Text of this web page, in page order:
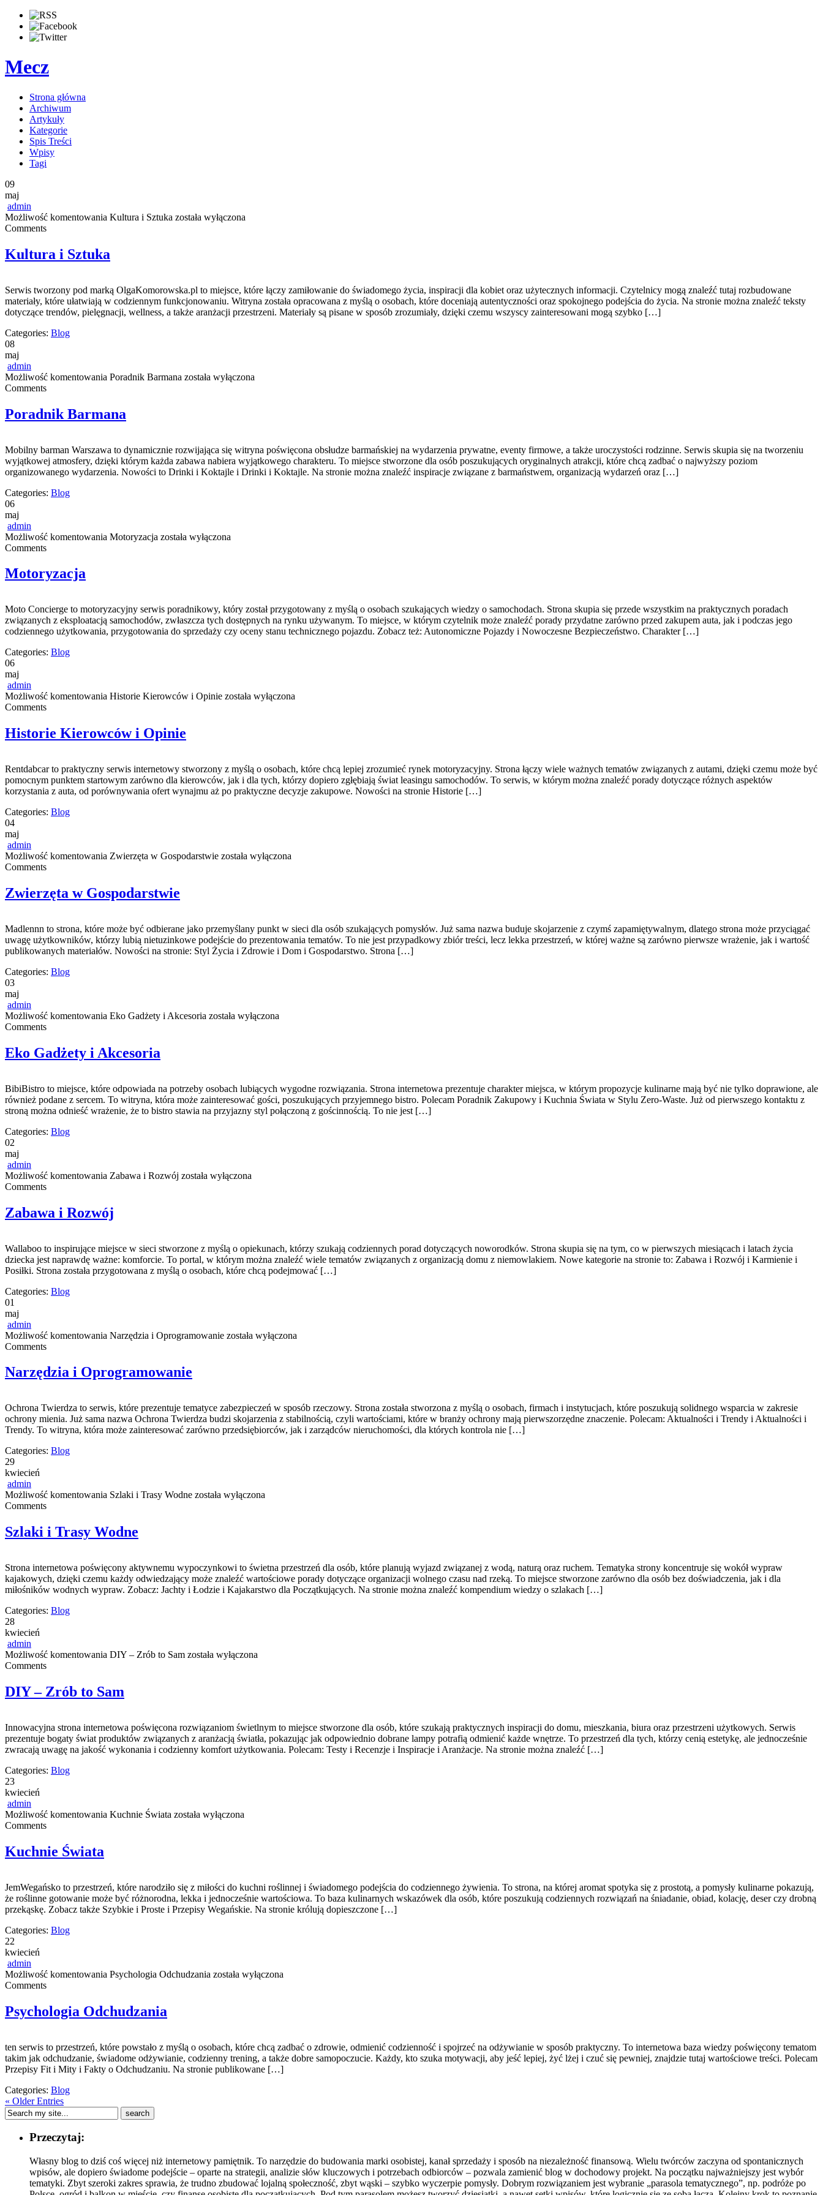
Mecz
Strona główna
Archiwum
Artykuły
Kategorie
Spis Treści
Wpisy
Tagi
09
maj
admin
Możliwość komentowania Kultura i Sztuka została wyłączona
Comments
Kultura i Sztuka
Serwis tworzony pod marką OlgaKomorowska.pl to miejsce, które łączy zamiłowanie do świadomego życia, inspiracji dla kobiet oraz użytecznych informacji. Czytelnicy mogą znaleźć tutaj rozbudowane
materiały, które ułatwiają w codziennym funkcjonowaniu. Witryna została opracowana z myślą o osobach, które doceniają autentyczności oraz spokojnego podejścia do życia. Na stronie można znaleźć teksty
dotyczące trendów, pielęgnacji, wellness, a także aranżacji przestrzeni. Materiały są pisane w sposób zrozumiały, dzięki czemu wszyscy zainteresowani mogą szybko […]
Categories: Blog
08
maj
admin
Możliwość komentowania Poradnik Barmana została wyłączona
Comments
Poradnik Barmana
Mobilny barman Warszawa to dynamicznie rozwijająca się witryna poświęcona obsłudze barmańskiej na wydarzenia prywatne, eventy firmowe, a także uroczystości rodzinne. Serwis skupia się na tworzeniu
wyjątkowej atmosfery, dzięki którym każda zabawa nabiera wyjątkowego charakteru. To miejsce stworzone dla osób poszukujących oryginalnych atrakcji, które chcą zadbać o najwyższy poziom
organizowanego wydarzenia. Nowości to Drinki i Koktajle i Drinki i Koktajle. Na stronie można znaleźć inspiracje związane z barmaństwem, organizacją wydarzeń oraz […]
Categories: Blog
06
maj
admin
Możliwość komentowania Motoryzacja została wyłączona
Comments
Motoryzacja
Moto Concierge to motoryzacyjny serwis poradnikowy, który został przygotowany z myślą o osobach szukających wiedzy o samochodach. Strona skupia się przede wszystkim na praktycznych poradach
związanych z eksploatacją samochodów, zwłaszcza tych dostępnych na rynku używanym. To miejsce, w którym czytelnik może znaleźć porady przydatne zarówno przed zakupem auta, jak i podczas jego
codziennego użytkowania, przygotowania do sprzedaży czy oceny stanu technicznego pojazdu. Zobacz też: Autonomiczne Pojazdy i Nowoczesne Bezpieczeństwo. Charakter […]
Categories: Blog
06
maj
admin
Możliwość komentowania Historie Kierowców i Opinie została wyłączona
Comments
Historie Kierowców i Opinie
Rentdabcar to praktyczny serwis internetowy stworzony z myślą o osobach, które chcą lepiej zrozumieć rynek motoryzacyjny. Strona łączy wiele ważnych tematów związanych z autami, dzięki czemu może być
pomocnym punktem startowym zarówno dla kierowców, jak i dla tych, którzy dopiero zgłębiają świat leasingu samochodów. To serwis, w którym można znaleźć porady dotyczące różnych aspektów
korzystania z auta, od porównywania ofert wynajmu aż po praktyczne decyzje zakupowe. Nowości na stronie Historie […]
Categories: Blog
04
maj
admin
Możliwość komentowania Zwierzęta w Gospodarstwie została wyłączona
Comments
Zwierzęta w Gospodarstwie
Madlennn to strona, które może być odbierane jako przemyślany punkt w sieci dla osób szukających pomysłów. Już sama nazwa buduje skojarzenie z czymś zapamiętywalnym, dlatego strona może przyciągać
uwagę użytkowników, którzy lubią nietuzinkowe podejście do prezentowania tematów. To nie jest przypadkowy zbiór treści, lecz lekka przestrzeń, w której ważne są zarówno pierwsze wrażenie, jak i wartość
publikowanych materiałów. Nowości na stronie: Styl Życia i Zdrowie i Dom i Gospodarstwo. Strona […]
Categories: Blog
03
maj
admin
Możliwość komentowania Eko Gadżety i Akcesoria została wyłączona
Comments
Eko Gadżety i Akcesoria
BibiBistro to miejsce, które odpowiada na potrzeby osobach lubiących wygodne rozwiązania. Strona internetowa prezentuje charakter miejsca, w którym propozycje kulinarne mają być nie tylko doprawione, ale
również podane z sercem. To witryna, która może zainteresować gości, poszukujących przyjemnego bistro. Polecam Poradnik Zakupowy i Kuchnia Świata w Stylu Zero-Waste. Już od pierwszego kontaktu z
stroną można odnieść wrażenie, że to bistro stawia na przyjazny styl połączoną z gościnnością. To nie jest […]
Categories: Blog
02
maj
admin
Możliwość komentowania Zabawa i Rozwój została wyłączona
Comments
Zabawa i Rozwój
Wallaboo to inspirujące miejsce w sieci stworzone z myślą o opiekunach, którzy szukają codziennych porad dotyczących noworodków. Strona skupia się na tym, co w pierwszych miesiącach i latach życia
dziecka jest naprawdę ważne: komforcie. To portal, w którym można znaleźć wiele tematów związanych z organizacją domu z niemowlakiem. Nowe kategorie na stronie to: Zabawa i Rozwój i Karmienie i
Posiłki. Strona została przygotowana z myślą o osobach, które chcą podejmować […]
Categories: Blog
01
maj
admin
Możliwość komentowania Narzędzia i Oprogramowanie została wyłączona
Comments
Narzędzia i Oprogramowanie
Ochrona Twierdza to serwis, które prezentuje tematyce zabezpieczeń w sposób rzeczowy. Strona została stworzona z myślą o osobach, firmach i instytucjach, które poszukują solidnego wsparcia w zakresie
ochrony mienia. Już sama nazwa Ochrona Twierdza budzi skojarzenia z stabilnością, czyli wartościami, które w branży ochrony mają pierwszorzędne znaczenie. Polecam: Aktualności i Trendy i Aktualności i
Trendy. To witryna, która może zainteresować zarówno przedsiębiorców, jak i zarządców nieruchomości, dla których kontrola nie […]
Categories: Blog
29
kwiecień
admin
Możliwość komentowania Szlaki i Trasy Wodne została wyłączona
Comments
Szlaki i Trasy Wodne
Strona internetowa poświęcony aktywnemu wypoczynkowi to świetna przestrzeń dla osób, które planują wyjazd związanej z wodą, naturą oraz ruchem. Tematyka strony koncentruje się wokół wypraw
kajakowych, dzięki czemu każdy odwiedzający może znaleźć wartościowe porady dotyczące organizacji wolnego czasu nad rzeką. To miejsce stworzone zarówno dla osób bez doświadczenia, jak i dla
miłośników wodnych wypraw. Zobacz: Jachty i Łodzie i Kajakarstwo dla Początkujących. Na stronie można znaleźć kompendium wiedzy o szlakach […]
Categories: Blog
28
kwiecień
admin
Możliwość komentowania DIY – Zrób to Sam została wyłączona
Comments
DIY – Zrób to Sam
Innowacyjna strona internetowa poświęcona rozwiązaniom świetlnym to miejsce stworzone dla osób, które szukają praktycznych inspiracji do domu, mieszkania, biura oraz przestrzeni użytkowych. Serwis
prezentuje bogaty świat produktów związanych z aranżacją światła, pokazując jak odpowiednio dobrane lampy potrafią odmienić każde wnętrze. To przestrzeń dla tych, którzy cenią estetykę, ale jednocześnie
zwracają uwagę na jakość wykonania i codzienny komfort użytkowania. Polecam: Testy i Recenzje i Inspiracje i Aranżacje. Na stronie można znaleźć […]
Categories: Blog
23
kwiecień
admin
Możliwość komentowania Kuchnie Świata została wyłączona
Comments
Kuchnie Świata
JemWegańsko to przestrzeń, które narodziło się z miłości do kuchni roślinnej i świadomego podejścia do codziennego żywienia. To strona, na której aromat spotyka się z prostotą, a pomysły kulinarne pokazują,
że roślinne gotowanie może być różnorodna, lekka i jednocześnie wartościowa. To baza kulinarnych wskazówek dla osób, które poszukują codziennych rozwiązań na śniadanie, obiad, kolację, deser czy drobną
przekąskę. Zobacz także Szybkie i Proste i Przepisy Wegańskie. Na stronie królują dopieszczone […]
Categories: Blog
22
kwiecień
admin
Możliwość komentowania Psychologia Odchudzania została wyłączona
Comments
Psychologia Odchudzania
ten serwis to przestrzeń, które powstało z myślą o osobach, które chcą zadbać o zdrowie, odmienić codzienność i spojrzeć na odżywianie w sposób praktyczny. To internetowa baza wiedzy poświęcony tematom
takim jak odchudzanie, świadome odżywianie, codzienny trening, a także dobre samopoczucie. Każdy, kto szuka motywacji, aby jeść lepiej, żyć lżej i czuć się pewniej, znajdzie tutaj wartościowe treści. Polecam
Przepisy Fit i Mity i Fakty o Odchudzaniu. Na stronie publikowane […]
Categories: Blog
« Older Entries
Przeczytaj:
Własny blog to dziś coś więcej niż internetowy pamiętnik. To narzędzie do budowania marki osobistej, kanał sprzedaży i sposób na niezależność finansową. Wielu twórców zaczyna od spontanicznych
wpisów, ale dopiero świadome podejście – oparte na strategii, analizie słów kluczowych i potrzebach odbiorców – pozwala zamienić blog w dochodowy projekt. Na początku najważniejszy jest wybór
tematyki. Zbyt szeroki zakres sprawia, że trudno zbudować lojalną społeczność, zbyt wąski – szybko wyczerpie pomysły. Dobrym rozwiązaniem jest wybranie „parasola tematycznego”, np. podróże po